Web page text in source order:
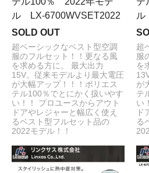
ル LX-6700WVSET2022
SOLD OUT
超ベーシックなベスト型空調
服のフルセット！！更なる風
を求める方に。 最大出力
15V。従来モデルより最大電圧
が大幅アップ！！！ポリエス
テル100％でとにかく扱いやす
い！！ プロユースからアウト
ドアやレジャーと幅広く使え
るベスト型フルセット品の
2022モデル！！
ル
超
服
を
が
テ
い
ド
る